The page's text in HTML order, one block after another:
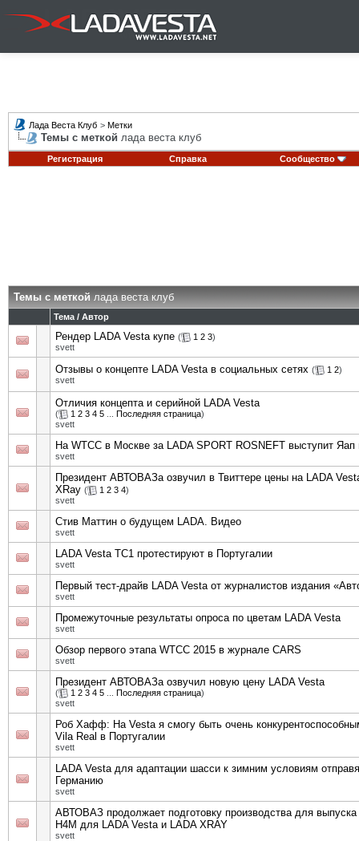
Лада Веста Клуб > Метки
Темы с меткой лада веста клуб
Регистрация Справка Сообщество
Темы с меткойлада веста клуб
Тема / Автор
Рендер LADA Vesta купе ( 1 2 3)
svett
Отзывы о концепте LADA Vesta в социальных сетях ( 1 2)
svett
Отличия концепта и серийной LADA Vesta
( 1 2 3 4 5 Последняя страница)
svett
На WTCC в Москве за LADA SPORT ROSNEFT выступит Яап
svett
Президент АВТОВАЗа озвучил в Твиттере цены на LADA
XRay ( 1 2 3 4)
svett
Стив Маттин о будущем LADA. Видео
svett
LADA Vesta TC1 протестируют в Португалии
svett
Первый тест-драйв LADA Vesta от журналистов издания
svett
Промежуточные результаты опроса по цветам LADA Vesta
svett
Обзор первого этапа WTCC 2015 в журнале CARS
svett
Президент АВТОВАЗа озвучил новую цену LADA Vesta
( 1 2 3 4 5 Последняя страница)
svett
Роб Хафф: На Vesta я смогу быть очень
Vila Real в Португалии
svett
LADA Vesta для адаптации шасси к зимним условиям
Германию
svett
АВТОВАЗ продолжает подготовку производства для выпуска
Н4М для LADA Vesta и LADA XRAY
svett